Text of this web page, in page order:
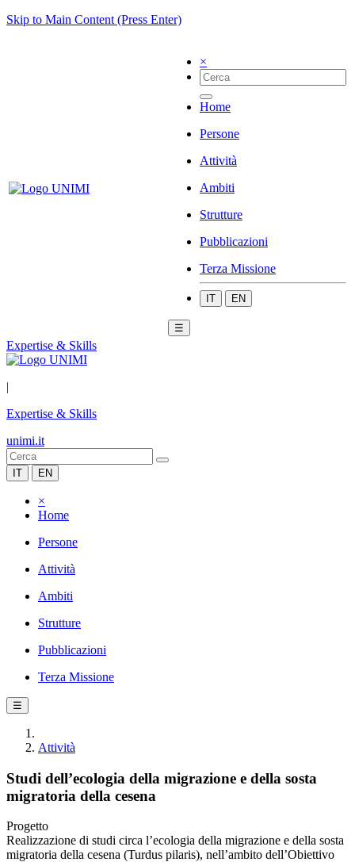
Skip to Main Content (Press Enter)
×
Home
Persone
Attività
Ambiti
Strutture
Pubblicazioni
Terza Missione
IT EN
☰
Expertise & Skills
|
Expertise & Skills
unimi.it
IT EN
×
Home
Persone
Attività
Ambiti
Strutture
Pubblicazioni
Terza Missione
☰
Attività
Studi dell’ecologia della migrazione e della sosta
migratoria della cesena
Progetto
Realizzazione di studi circa l’ecologia della migrazione e della sosta
migratoria della cesena (Turdus pilaris), nell’ambito dell’Obiettivo